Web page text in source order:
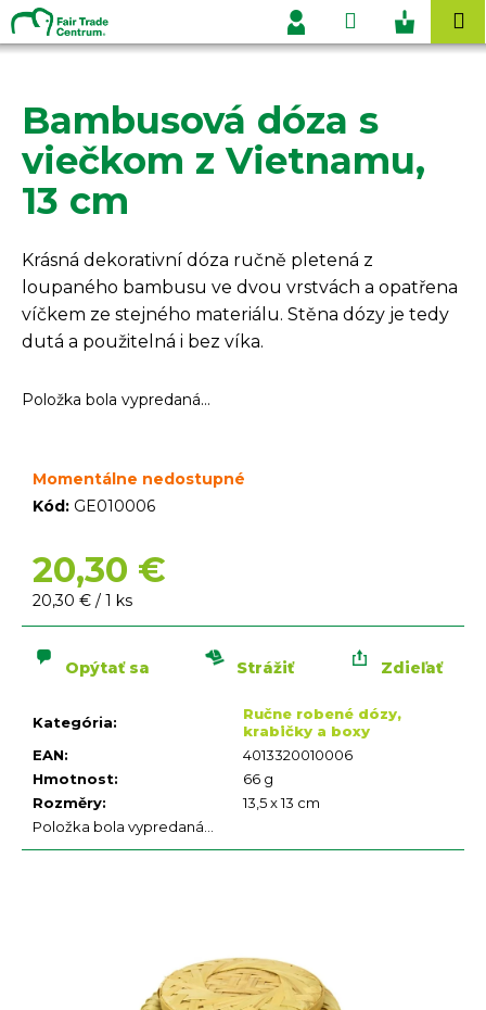
Prejsť
na
obsah
Hľadať
Prihlásenie
Bambusová dóza s
viečkom z Vietnamu,
13 cm
Krásná dekorativní dóza ručně pletená z
loupaného bambusu ve dvou vrstvách a opatřena
víčkem ze stejného materiálu. Stěna dózy je tedy
dutá a použitelná i bez víka.
Položka bola vypredaná…
Momentálne nedostupné
Kód: GE010006
20,30 €
Jednotková
cena:
20,30 € / 1 ks
Kategória:
Ručne robené dózy,
krabičky a boxy
EAN:
4013320010006
Hmotnost:
66 g
Rozměry:
13,5 x 13 cm
Položka bola vypredaná…
Opýtať sa Strážiť Zdieľať
K
o
Späť
Späť
Č
o
p
o
r
e
b
u
e
n
á
s
ť
?
O